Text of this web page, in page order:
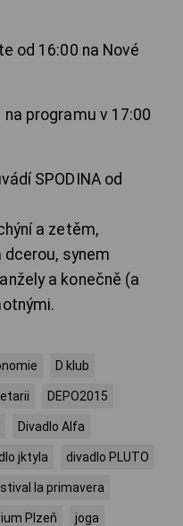
od 16:00 na Nové
na programu v 17:00
SPODINA od
a zetěm,
synem
a konečně (a
D klub
DEPO2015
Divadlo Alfa
jktyla divadlo PLUTO
la primavera
Plzeň joga